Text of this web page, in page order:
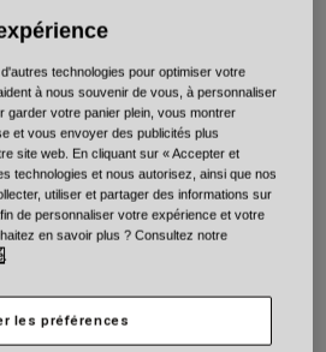
Tableau des tailles
technologies pour optimiser votre
à nous souvenir de vous, à personnaliser
garder votre panier plein, vous montrer
et vous envoyer des publicités plus
site web. En cliquant sur « Accepter et
technologies et nous autorisez, ainsi que nos
utiliser et partager des informations sur
de personnaliser votre expérience et votre
en savoir plus ? Consultez notre
les préférences